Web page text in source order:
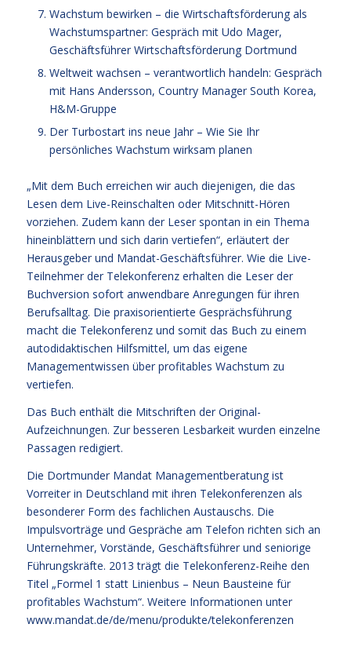
Wachstum bewirken – die Wirtschaftsförderung als
Wachstumspartner: Gespräch mit Udo Mager,
Geschäftsführer Wirtschaftsförderung Dortmund
Weltweit wachsen – verantwortlich handeln: Gespräch
mit Hans Andersson, Country Manager South Korea,
H&M-Gruppe
Der Turbostart ins neue Jahr – Wie Sie Ihr
persönliches Wachstum wirksam planen
„Mit dem Buch erreichen wir auch diejenigen, die das
Lesen dem Live-Reinschalten oder Mitschnitt-Hören
vorziehen. Zudem kann der Leser spontan in ein Thema
hineinblättern und sich darin vertiefen“, erläutert der
Herausgeber und Mandat-Geschäftsführer. Wie die Live-
Teilnehmer der Telekonferenz erhalten die Leser der
Buchversion sofort anwendbare Anregungen für ihren
Berufsalltag. Die praxisorientierte Gesprächsführung
macht die Telekonferenz und somit das Buch zu einem
autodidaktischen Hilfsmittel, um das eigene
Managementwissen über profitables Wachstum zu
vertiefen.
Das Buch enthält die Mitschriften der Original-
Aufzeichnungen. Zur besseren Lesbarkeit wurden einzelne
Passagen redigiert.
Die Dortmunder Mandat Managementberatung ist
Vorreiter in Deutschland mit ihren Telekonferenzen als
besonderer Form des fachlichen Austauschs. Die
Impulsvorträge und Gespräche am Telefon richten sich an
Unternehmer, Vorstände, Geschäftsführer und seniorige
Führungskräfte. 2013 trägt die Telekonferenz-Reihe den
Titel „Formel 1 statt Linienbus – Neun Bausteine für
profitables Wachstum“. Weitere Informationen unter
www.mandat.de/de/menu/produkte/telekonferenzen